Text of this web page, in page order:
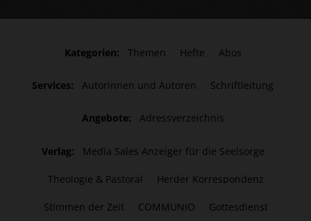
Kategorien: Themen Hefte Abos
Services: Autorinnen und Autoren Schriftleitung
Angebote: Adressverzeichnis
Verlag: Media Sales Anzeiger für die Seelsorge
Theologie & Pastoral Herder Korrespondenz
Stimmen der Zeit COMMUNIO Gottesdienst